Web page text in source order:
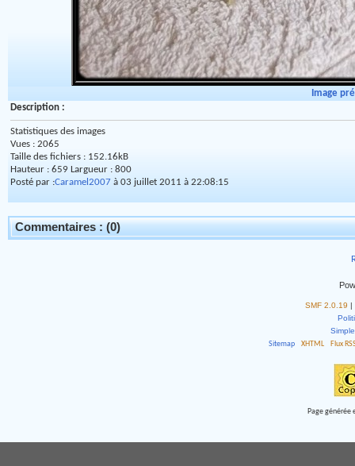
Image
Description :
Statistiques des images
Vues : 2065
Taille des fichiers : 152.16kB
Hauteur : 659 Largueur : 800
Posté par :Caramel2007à 03 juillet 2011 à 22:08:15
Commentaires : (0)
SMF 2.0.19 |
Sitemap
XHTML Flux
Page générée